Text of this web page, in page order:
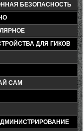
БЕЗОПАСНОСТЬ
ДЛЯ ГИКОВ
САМ